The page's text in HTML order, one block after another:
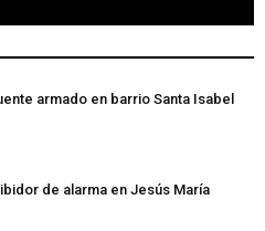
armado en barrio Santa Isabel
de alarma en Jesús María